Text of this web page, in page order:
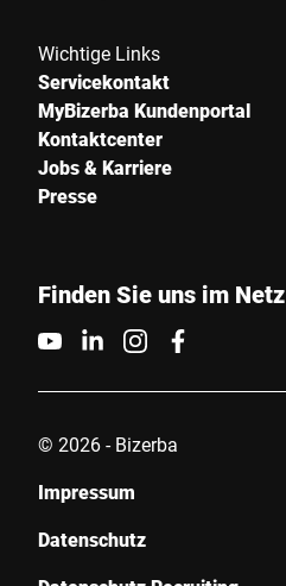
Wichtige Links
Servicekontakt
MyBizerba Kundenportal
Kontaktcenter
Jobs & Karriere
Presse
Finden Sie uns im Netz
© 2026 - Bizerba
Impressum
Datenschutz